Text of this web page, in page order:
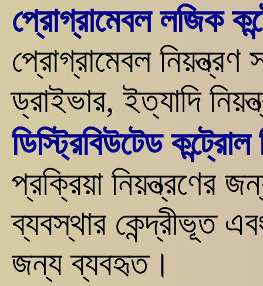
প্রোগ্রামেবল লজিক
প্রোগ্রামেবল নিয়ন্ত্রণ
ড্রাইভার, ইত্যাদি
ডিস্ট্রিবিউটেড
প্রক্রিয়া নিয়ন্ত্রণের
ব্যবস্থার কেন্দ্রীভূত
জন্য ব্যবহৃত।